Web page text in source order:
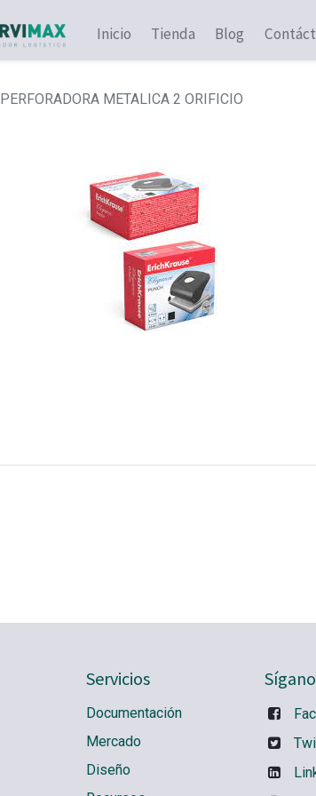
Inicio Tienda Blog
PERFORADORA METALICA 2 ORIFICIO
Servicios
Documentación
Mercado
Diseño